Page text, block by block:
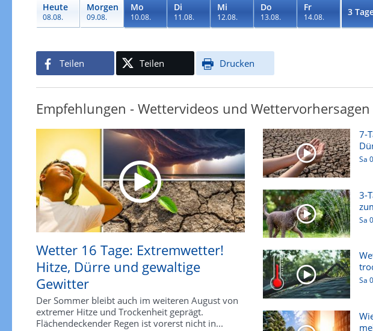
Heute
08.08.
Morgen
09.08.
Mo
10.08.
Di
11.08.
Mi
12.08.
Do
13.08.
Fr
14.08. 3
Teilen Teilen Drucken
Empfehlungen - Wettervideos und Wettervorhersagen
Wetter 16 Tage: Extremwetter!
Hitze, Dürre und gewaltige
Gewitter
Der Sommer bleibt auch im weiteren August von
extremer Hitze und Trockenheit geprägt.
Flächendeckender Regen ist vorerst nicht in...
7-
Sa
3-
Sa
Sa